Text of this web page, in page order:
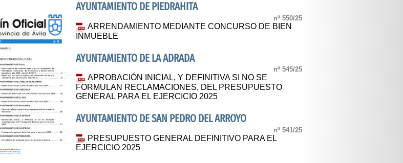
AYUNTAMIENTO DE PIEDRAHITA
nº 550/25
ARRENDAMIENTO MEDIANTE CONCURSO DE BIEN
INMUEBLE
AYUNTAMIENTO DE LA ADRADA
nº 545/25
APROBACIÓN INICIAL, Y DEFINITIVA SI NO SE
FORMULAN RECLAMACIONES, DEL PRESUPUESTO
GENERAL PARA EL EJERCICIO 2025
AYUNTAMIENTO DE SAN PEDRO DEL ARROYO
nº 541/25
PRESUPUESTO GENERAL DEFINITIVO PARA EL
EJERCICIO 2025